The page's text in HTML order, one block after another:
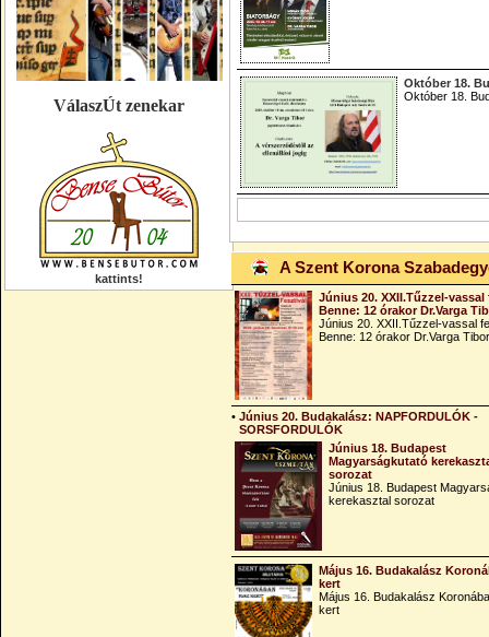
VálaszÚt zenekar
kattints!
Október 18.
Október 18.
A Szent Korona
Június 20. XXII.Tűzzel-
Benne: 12 órakor Dr.Varga
Június 20. XXII.Tűzzel-vassal
Benne: 12 órakor Dr.Varga Tibor
• Június 20. Budakalász: NAPFORDULÓK -
SORSFORDULÓK
Június 18. Budapest
Magyarságkutató
sorozat
Június 18. Budapest
kerekasztal sorozat
Május 16. Budakalász
kert
Május 16. Budakalász
kert